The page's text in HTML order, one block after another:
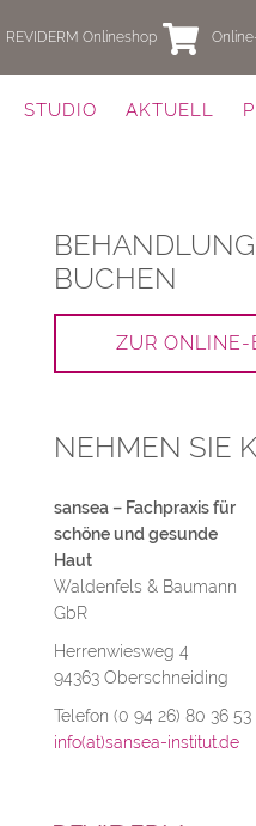
REVIDERM Onlineshop
Inhalt
STUDIO AKTUELL
BUCHEN
ZUR ONLINE-
NEHMEN SIE
sansea – Fachpraxis für
schöne und gesunde
Haut
Waldenfels & Baumann
GbR
Herrenwiesweg 4
94363 Oberschneiding
Telefon (0 94 26) 80 36 53
info(at)sansea-institut.de